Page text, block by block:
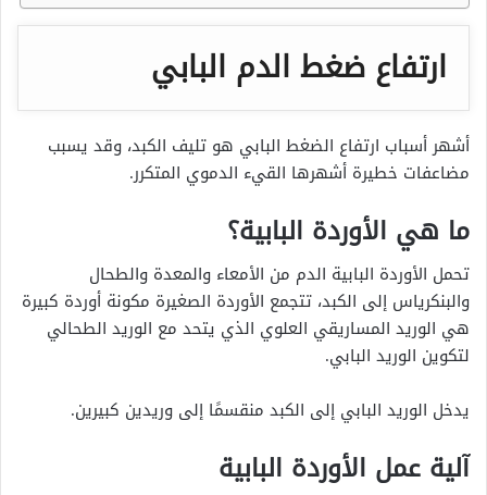
ارتفاع ضغط الدم البابي
أشهر أسباب ارتفاع الضغط البابي هو تليف الكبد، وقد يسبب
مضاعفات خطيرة أشهرها القيء الدموي المتكرر.
ما هي الأوردة البابية؟
تحمل الأوردة البابية الدم من الأمعاء والمعدة والطحال
والبنكرياس إلى الكبد، تتجمع الأوردة الصغيرة مكونة أوردة كبيرة
هي الوريد المساريقي العلوي الذي يتحد مع الوريد الطحالي
لتكوين الوريد البابي.
يدخل الوريد البابي إلى الكبد منقسمًا إلى وريدين كبيرين.
آلية عمل الأوردة البابية